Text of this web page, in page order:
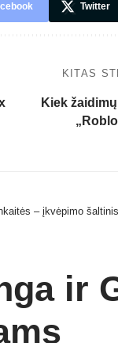
Twitter
KITAS
Kiek
– įkvėpimo
ir